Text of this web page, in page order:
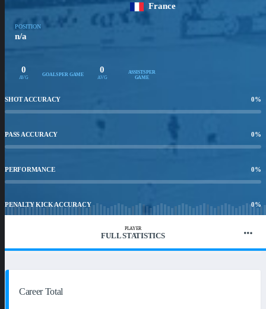
France
POSITION
n/a
0
AVG GOALS PER GAME
0
AVG
ASSISTS PER
GAME
SHOT ACCURACY 0%
PASS ACCURACY 0%
PERFORMANCE 0%
PENALTY KICK ACCURACY 0%
PLAYER
FULL STATISTICS
Career Total